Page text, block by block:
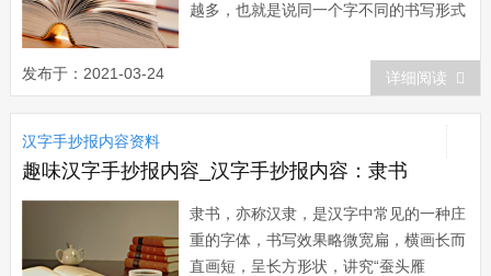
越多，也就是说同一个字不同的书写形式
方式越来越多。汉字在起源之时，实际上
是一幅幅逼真的图画，各个部落甚至各个
人在写这些字，或者说画这些画时，都可
能不一样，所以每个字的写法有很多种。
这种现...
发布于：2021-03-24 详细阅读
汉字手抄报内容资料
趣味汉字手抄报内容_汉字手抄报内容：隶书
隶书，亦称汉隶，是汉字中常见的一种庄
重的字体，书写效果略微宽扁，横画长而
直画短，呈长方形状，讲究“蚕头雁